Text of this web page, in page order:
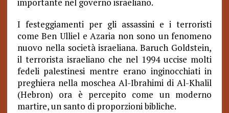
importante nel governo israeliano.
I festeggiamenti per gli assassini e i terroristi
come Ben Ulliel e Azaria non sono un fenomeno
nuovo nella società israeliana. Baruch Goldstein,
il terrorista israeliano che nel 1994 uccise molti
fedeli palestinesi mentre erano inginocchiati in
preghiera nella moschea Al-Ibrahimi di Al-Khalil
(Hebron) ora è percepito come un moderno
martire, un santo di proporzioni bibliche.